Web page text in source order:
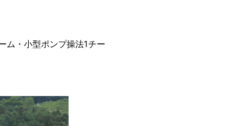
ム・小型ポンプ操法1チー